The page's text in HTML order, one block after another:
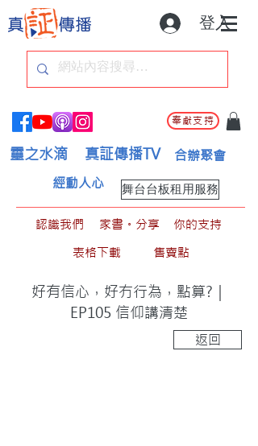
登入
奉獻支持
靈之水滴 真証傳播TV 合辦聚會
舞台台板租用服務
經動人心
認識我們 家書。分享
你的支持
表格下載
售賣點
好有信心，好冇行為，點算?｜
EP105 信仰講清楚
返回